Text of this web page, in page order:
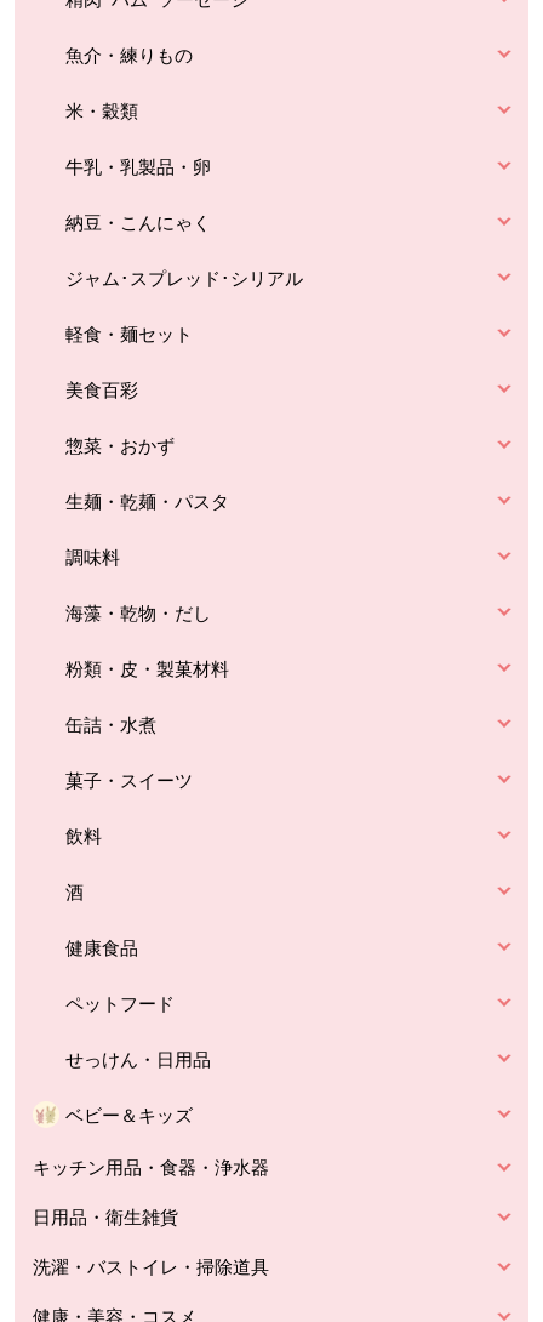
魚介・練りもの
米・穀類
牛乳・乳製品・卵
納豆・こんにゃく
ジャム･スプレッド･シリアル
軽食・麺セット
美食百彩
惣菜・おかず
生麺・乾麺・パスタ
調味料
海藻・乾物・だし
粉類・皮・製菓材料
缶詰・水煮
菓子・スイーツ
飲料
酒
健康食品
ペットフード
せっけん・日用品
ベビー＆キッズ
キッチン用品・食器・浄水器
日用品・衛生雑貨
洗濯・バストイレ・掃除道具
健康・美容・コスメ